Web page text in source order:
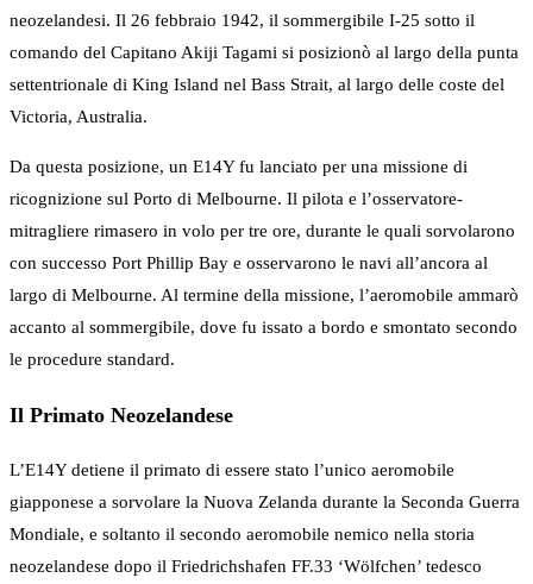
neozelandesi. Il 26 febbraio 1942, il sommergibile I-25 sotto il
comando del Capitano Akiji Tagami si posizionò al largo della punta
settentrionale di King Island nel Bass Strait, al largo delle coste del
Victoria, Australia.
Da questa posizione, un E14Y fu lanciato per una missione di
ricognizione sul Porto di Melbourne. Il pilota e l’osservatore-
mitragliere rimasero in volo per tre ore, durante le quali sorvolarono
con successo Port Phillip Bay e osservarono le navi all’ancora al
largo di Melbourne. Al termine della missione, l’aeromobile ammarò
accanto al sommergibile, dove fu issato a bordo e smontato secondo
le procedure standard.
Il Primato Neozelandese
L’E14Y detiene il primato di essere stato l’unico aeromobile
giapponese a sorvolare la Nuova Zelanda durante la Seconda Guerra
Mondiale, e soltanto il secondo aeromobile nemico nella storia
neozelandese dopo il Friedrichshafen FF.33 ‘Wölfchen’ tedesco